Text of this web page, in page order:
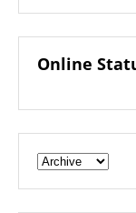
Online